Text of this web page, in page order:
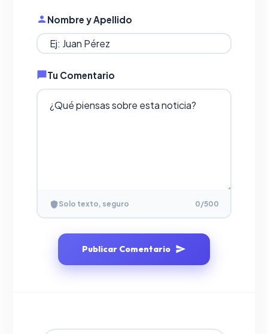
Nombre y Apellido
Tu Comentario
Solo texto, seguro 0/500
Publicar Comentario